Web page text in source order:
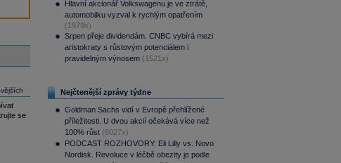
se
Hlavní akcionář Volkswagenu je ve ztrátě,
automobilku vyzval k rychlým opatřením
(1979x)
Srpen přeje dividendám. CNBC vybírá mezi
aristokraty s růstovým potenciálem i
pravidelným výnosem (1521x)
Nejčtenější zprávy týdne
Goldman Sachs vidí v Evropě přehlížené
příležitosti. U dvou akcií očekává více než
100% růst (8027x)
PODCAST ROZHOVORY: Eli Lilly vs. Novo
Nordisk. Revoluce v léčbě obezity je podle